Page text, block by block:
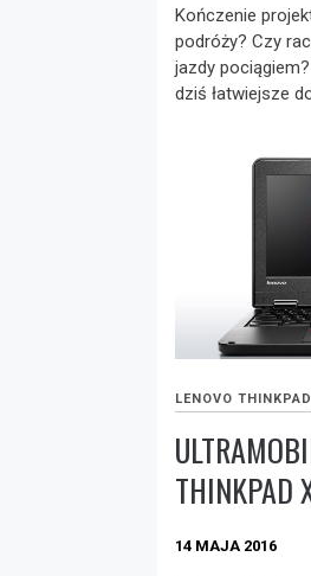
Kończenie
podróży? Czy
jazdy
dziś łatwiejsze
LENOVO THINKPAD
THINKPAD
14 MAJA 2016